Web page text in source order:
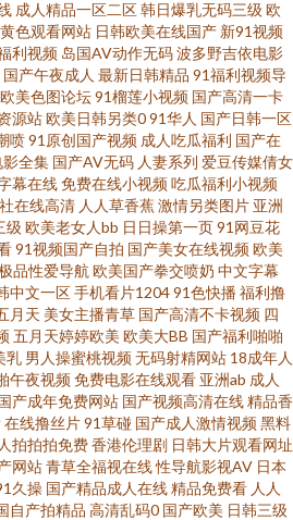
日韩乱论 五月天夜夜撸 91伊人超碰在线 超碰
三极带 欧美欧美 日韩伦理视频 性欧美日韩 91
品官网 久久深夜福利 人人操人人乐 少妇日皮
人一本道 国厂一区 狼友免费 欧美性爱网络 三
源视频在线 超碰免费成人 国产精品自在线 老
91福利版 www高清无码 抖阴蜜桃免费 老司机
色网 中文字幕日本五区 www大香蕉n 国产精
婷婷午夜福利影院 91黑料黑丝 菠萝av在线播
亚洲 青青伊人大香蕉 午夜香焦剧场 91免费小
利影院 老司机精品导航 日本不卡视频 五月天
成人精品一区二区韩日爆乳无码三级 欧
色观看网站 日韩欧美在线国产 新91视频
利视频 岛国AV动作无码波多野吉依电影
国产午夜成人 最新日韩精品 91福利视频导
欧美色图论坛91榴莲小视频 国产高清一卡
源站欧美日韩另类091华人 国产日韩一区
喷91原创国产视频 成人吃瓜福利 国产在
全集 国产AV无码 人妻系列 爱豆传媒倩女
幕在线免费在线小视频吃瓜福利小视频
在线高清 人人草香蕉激情另类图片 亚洲
级 欧美老女人bb 日日操第一页91网豆花
91视频国产自拍 国产美女在线视频欧美
品性爱导航 欧美国产拳交喷奶 中文字幕
中文一区手机看片120491色快播福利撸
月天 美女主播青草 国产高清不卡视频 四
五月天婷婷欧美 欧美大BB 国产福利啪啪
乳 男人操蜜桃视频无码射精网站 18成年人
午夜视频免费电影在线观看 亚洲ab 成人
产成年免费网站 国产视频高清在线精品香
在线撸丝片91草碰 国产成人激情视频黑料
拍拍拍免费香港伦理剧 日韩大片观看网址
网站青草全福视在线性导航影视AV 日本
久操 国产精品成人在线精品免费看 人人
自产拍精品 高清乱码0 国产欧美 日韩三级